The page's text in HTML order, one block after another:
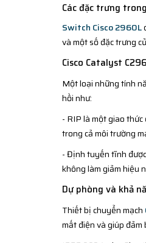
Các đặc trưng
Switch Cisco 2960L
và một số đặc trưng
Cisco Catalyst
Một loại những tính
hồi như:
- RIP là một giao
trong cả môi trường
- Định tuyến tĩnh
không làm giảm hiệu
Dự phòng và khả
Thiết bị chuyển mạch
mất điện và giúp